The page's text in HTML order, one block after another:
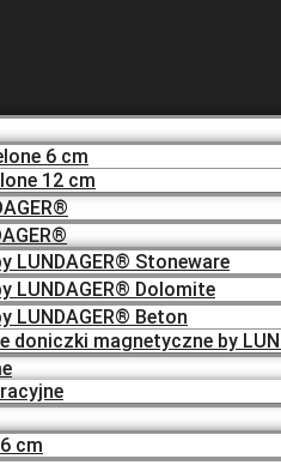
6 cm
12 cm
LUNDAGER® Stoneware
LUNDAGER® Dolomite
LUNDAGER® Beton
doniczki magnetyczne by
cm